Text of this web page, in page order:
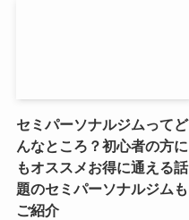
セミパーソナルジムってど
んなところ？初心者の方に
もオススメお得に通える話
題のセミパーソナルジムも
ご紹介